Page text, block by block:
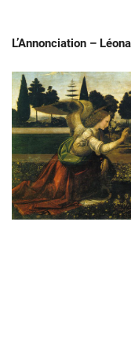
L’Annonciation –